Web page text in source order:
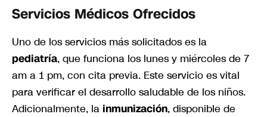
Servicios Médicos Ofrecidos
Uno de los servicios más solicitados es la
pediatría, que funciona los lunes y miércoles de 7
am a 1 pm, con cita previa. Este servicio es vital
para verificar el desarrollo saludable de los niños.
Adicionalmente, la inmunización, disponible de